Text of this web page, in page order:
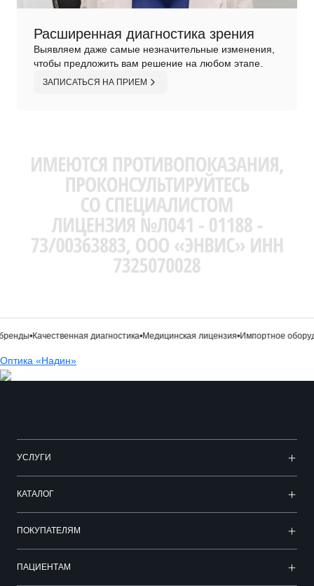
Расширенная диагностика зрения
Выявляем даже самые незначительные изменения,
чтобы предложить вам решение на любом этапе.
ЗАПИСАТЬСЯ НА ПРИЕМ
•Качественная диагностика•Медицинская лицензия•Импортное
Оптика «Надин»
УСЛУГИ
КАТАЛОГ
ПОКУПАТЕЛЯМ
ПАЦИЕНТАМ